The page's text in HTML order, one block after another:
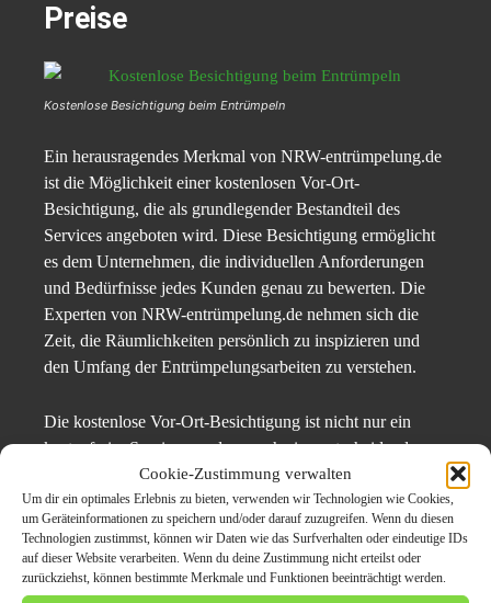
Cookie-Zustimmung verwalten
Um dir ein optimales Erlebnis zu bieten, verwenden wir Technologien wie Cookies,
um Geräteinformationen zu speichern und/oder darauf zuzugreifen. Wenn du diesen
Technologien zustimmst, können wir Daten wie das Surfverhalten oder eindeutige IDs
auf dieser Website verarbeiten. Wenn du deine Zustimmung nicht erteilst oder
zurückziehst, können bestimmte Merkmale und Funktionen beeinträchtigt werden.
Preise
Kostenlose Besichtigung beim Entrümpeln
Ein herausragendes Merkmal von NRW-entrümpelung.de
ist die Möglichkeit einer kostenlosen Vor-Ort-
Besichtigung, die als grundlegender Bestandteil des
Services angeboten wird. Diese Besichtigung ermöglicht
es dem Unternehmen, die individuellen Anforderungen
und Bedürfnisse jedes Kunden genau zu bewerten. Die
Experten von NRW-entrümpelung.de nehmen sich die
Zeit, die Räumlichkeiten persönlich zu inspizieren und
den Umfang der Entrümpelungsarbeiten zu verstehen.
Die kostenlose Vor-Ort-Besichtigung ist nicht nur ein
kostenfreier Service, sondern auch eine entscheidende
Phase, um maßgeschneiderte Lösungen anzubieten. Jeder
Kunde hat spezifische Anforderungen und Erwartungen,
sei es bei der Wohnungsaufgabe, der Kellerentrümpelung
oder dem Ausmisten des Dachbodens. Durch die
persönliche Besichtigung kann das Team von NRW-